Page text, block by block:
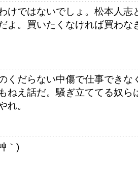
けではないでしょ。松本人志
よ。買いたくなければ買わな
くだらない中傷で仕事できな
ねえ話だ。騒ぎ立ててる奴ら
れ。
｀)